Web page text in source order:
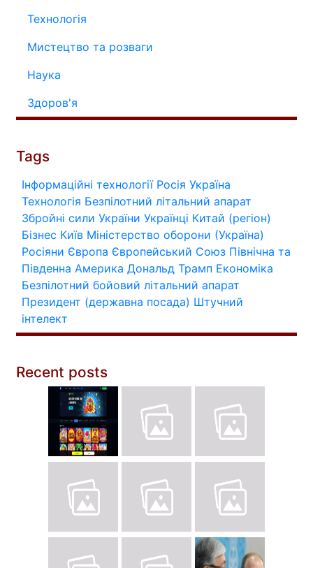
Технологія
Мистецтво та розваги
Наука
Здоров'я
Tags
Інформаційні технології Росія Україна
Технологія Безпілотний літальний апарат
Збройні сили України Українці Китай (регіон)
Бізнес Київ Міністерство оборони (Україна)
Росіяни Європа Європейський Союз Північна та
Південна Америка Дональд Трамп Економіка
Безпілотний бойовий літальний апарат
Президент (державна посада) Штучний
інтелект
Recent posts